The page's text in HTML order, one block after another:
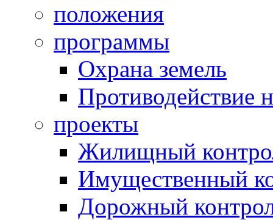
положения
программы
Охрана земель
Противодействие
проекты
Жилищный
Имущественный
Дорожный